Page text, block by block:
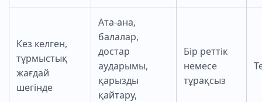
Кез келген,
тұрмыстық
жағдай
шегінде
Ата-ана,
балалар,
достар
аударымы,
қарызды
қайтару,
Бір реттік
немесе
тұрақсыз